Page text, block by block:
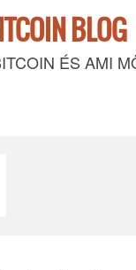
BLOG
ÉS AMI